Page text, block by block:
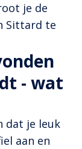
je de
Sittard te
- wat
dat je leuk
aan en